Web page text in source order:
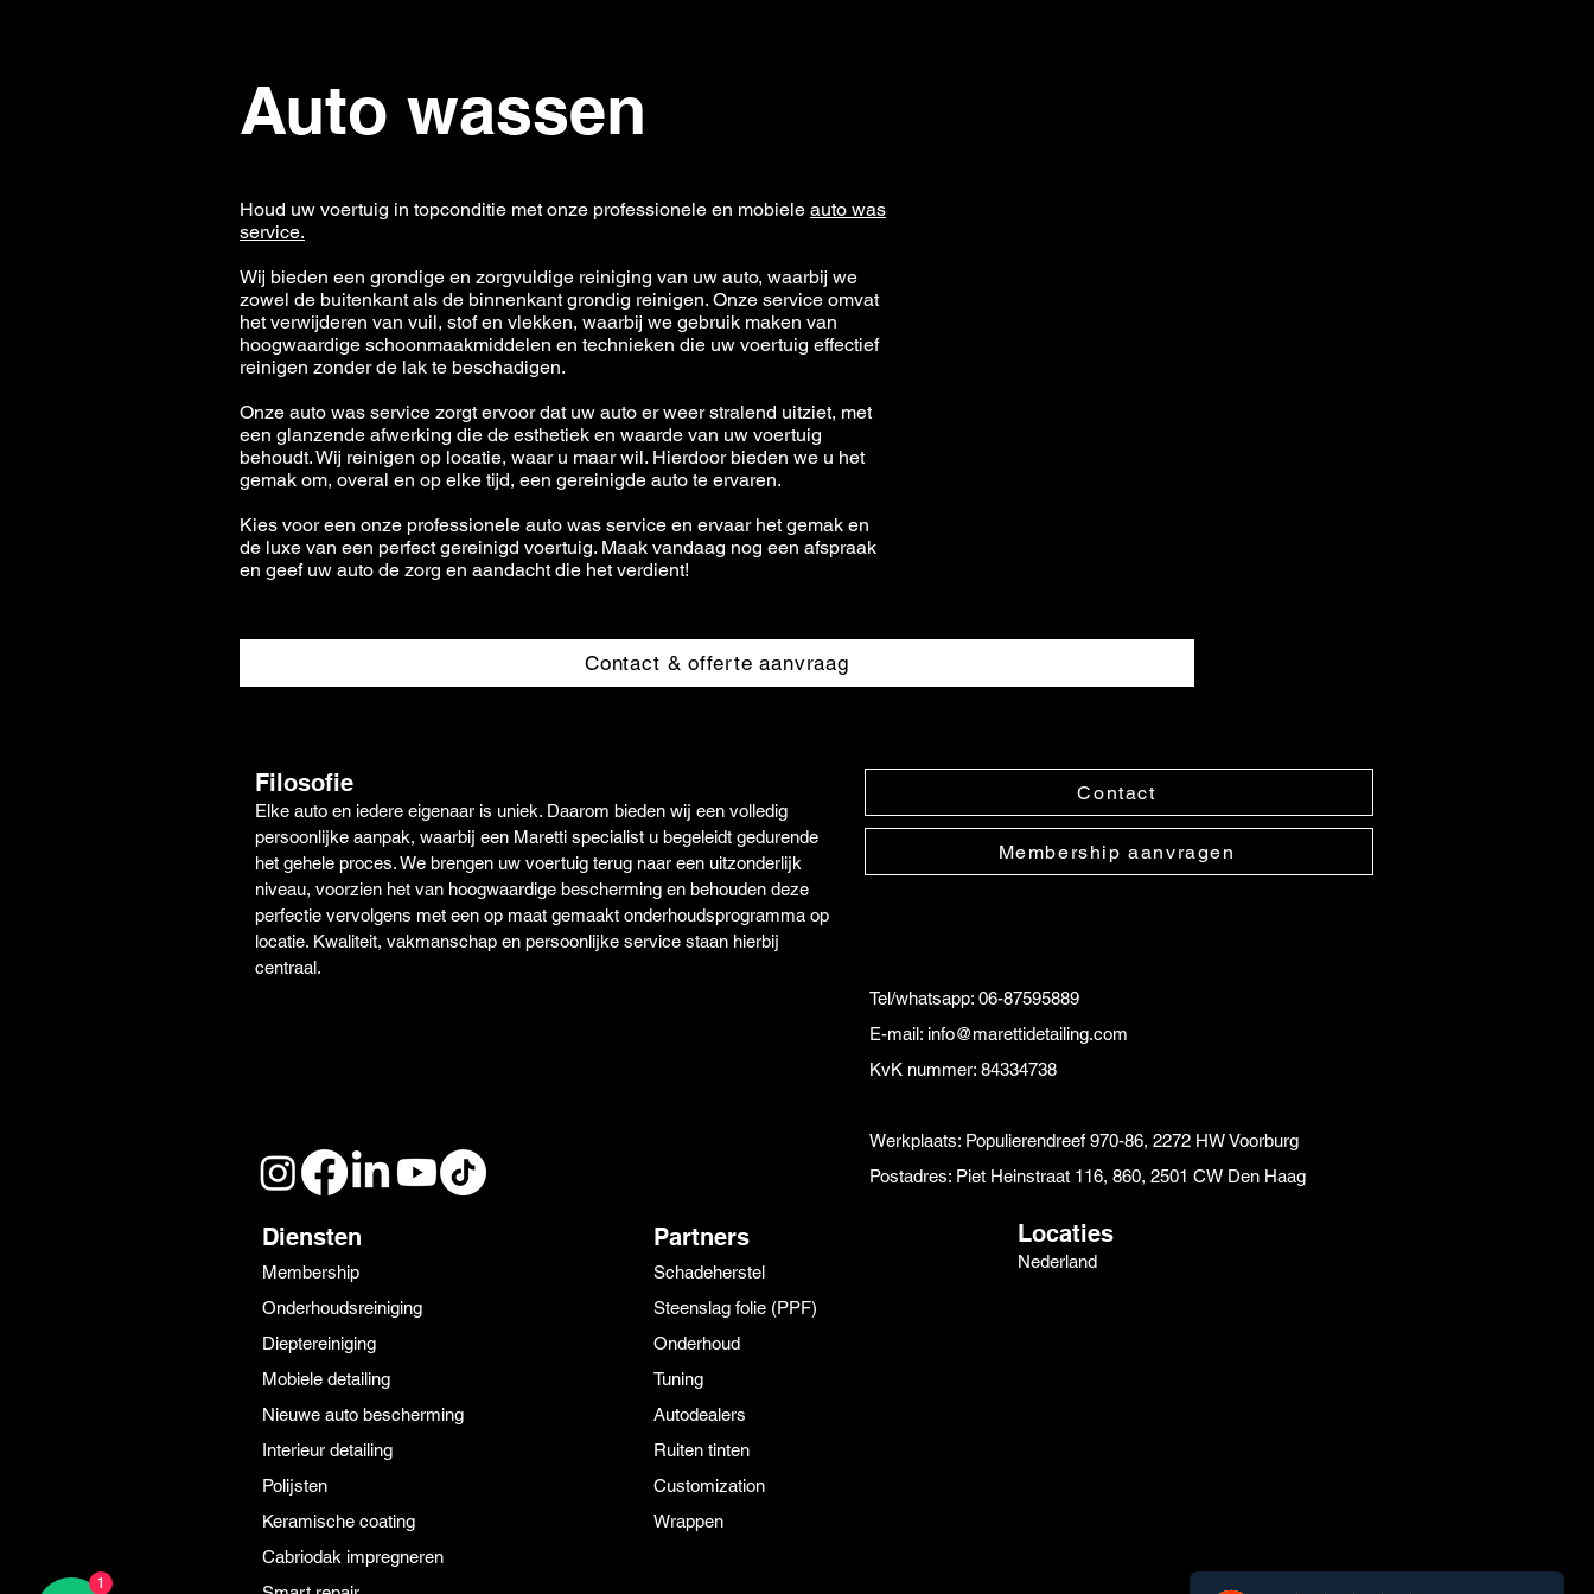
Auto wassen
Houd uw voertuig in topconditie met onze professionele en mobiele auto was
service.
Wij bieden een grondige en zorgvuldige reiniging van uw auto, waarbij we
zowel de buitenkant als de binnenkant grondig reinigen. Onze service omvat
het verwijderen van vuil, stof en vlekken, waarbij we gebruik maken van
hoogwaardige schoonmaakmiddelen en technieken die uw voertuig effectief
reinigen zonder de lak te beschadigen.
Onze auto was service zorgt ervoor dat uw auto er weer stralend uitziet, met
een glanzende afwerking die de esthetiek en waarde van uw voertuig
behoudt. Wij reinigen op locatie, waar u maar wil. Hierdoor bieden we u het
gemak om, overal en op elke tijd, een gereinigde auto te ervaren.
Kies voor een onze professionele auto was service en ervaar het gemak en
de luxe van een perfect gereinigd voertuig. Maak vandaag nog een afspraak
en geef uw auto de zorg en aandacht die het verdient!
Contact & offerte aanvraag
Filosofie
Elke auto en iedere eigenaar is uniek. Daarom bieden wij een volledig
persoonlijke aanpak, waarbij een Maretti specialist u begeleidt gedurende
het gehele proces. We brengen uw voertuig terug naar een uitzonderlijk
niveau, voorzien het van hoogwaardige bescherming en behouden deze
perfectie vervolgens met een op maat gemaakt onderhoudsprogramma op
locatie. Kwaliteit, vakmanschap en persoonlijke service staan hierbij
centraal.
Contact
Membership aanvragen
Tel/whatsapp: 06-87595889
E-mail: info@marettidetailing.com
KvK nummer: 84334738
Werkplaats: Populierendreef 970-86, 2272 HW Voorburg
Postadres: Piet Heinstraat 116, 860, 2501 CW Den Haag
Diensten
Membership
Onderhoudsreiniging
Dieptereiniging
Mobiele detailing
Nieuwe auto bescherming
Interieur detailing
Polijsten
Keramische coating
Cabriodak impregneren
Partners
Schadeherstel
Steenslag folie (PPF)
Onderhoud
Tuning
Autodealers
Ruiten tinten
Customization
Wrappen
Locaties
Nederland
1